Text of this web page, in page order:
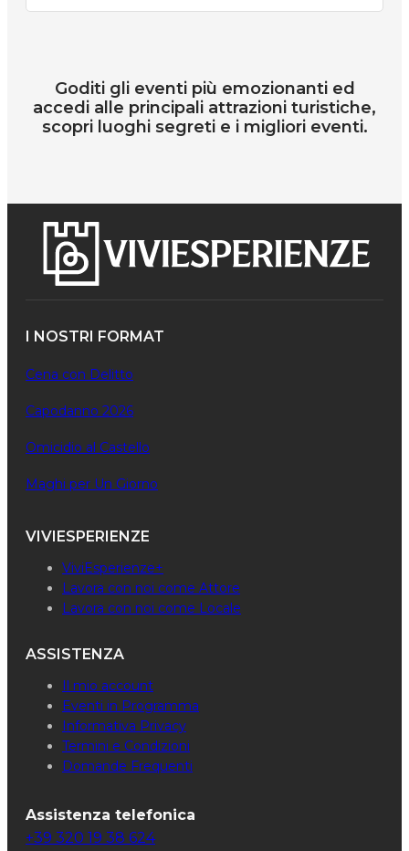
Goditi gli eventi più emozionanti ed
accedi alle principali attrazioni turistiche,
scopri luoghi segreti e i migliori eventi.
I NOSTRI FORMAT
Cena con Delitto
Capodanno 2026
Omicidio al Castello
Maghi per Un Giorno
VIVIESPERIENZE
ViviEsperienze+
Lavora con noi come Attore
Lavora con noi come Locale
ASSISTENZA
Il mio account
Eventi in Programma
Informativa Privacy
Termini e Condizioni
Domande Frequenti
Assistenza telefonica
+39 320 19 38 624